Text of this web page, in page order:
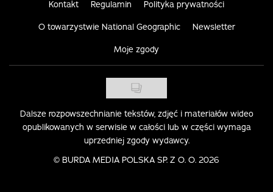
Kontakt Regulamin Polityka prywatności
O towarzystwie National Geographic Newsletter
Moje zgody
Dalsze rozpowszechnianie tekstów, zdjęć i materiałów wideo
opublikowanych w serwisie w całości lub w części wymaga
uprzedniej zgody wydawcy.
© BURDA MEDIA POLSKA SP. Z O. O. 2026